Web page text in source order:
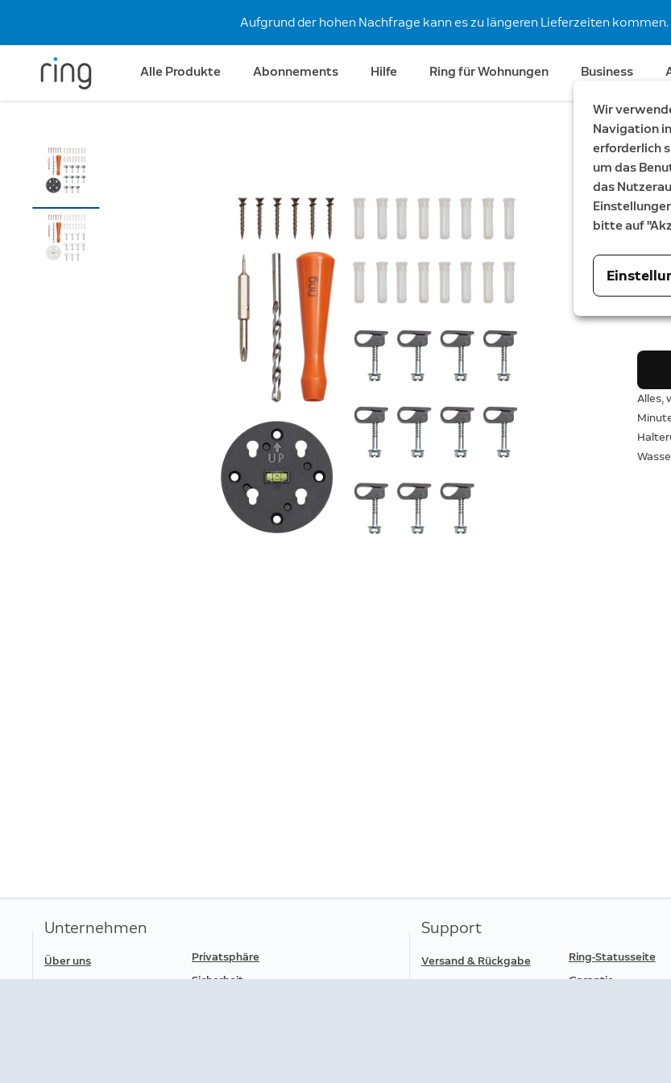
Aufgrund der hohen Nachfrage kann es zu längeren Lieferzeiten
Alle Produkte Abonnements Hilfe Ring für Wohnungen Business
Alles,
Unternehmen
Über uns
Privatsphäre
Sicherheit
Support
Versand & Rückgabe
Ring-Statusseite
Garantie
Wir
Navigation
erforderlich
um das
das
bitte auf